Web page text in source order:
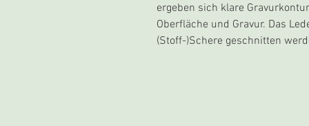
ergeben sich klare
Oberfläche und Gravur. Das
(Stoff-)Schere geschnitten